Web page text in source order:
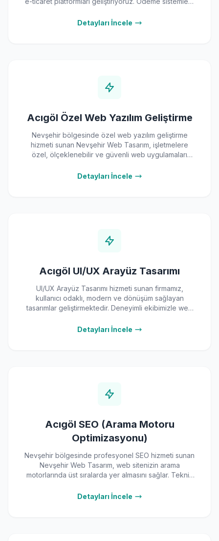
optimizasyonu dahil eksiksiz hizmet.
Detayları İncele
Acıgöl Özel Web Yazılım Geliştirme
Nevşehir bölgesinde özel web yazılım geliştirme
hizmeti sunan Nevşehir Web Tasarım, işletmelere
özel, ölçeklenebilir ve güvenli web uygulamaları
kurumsal yazılımlar ve API entegrasyonları gibi geniş
Detayları İncele
Acıgöl UI/UX Arayüz Tasarımı
UI/UX Arayüz Tasarımı hizmeti sunan firmamız,
kullanıcı odaklı, modern ve dönüşüm sağlayan
tasarımlar geliştirmektedir. Deneyimli ekibimizle web
tasarlıyoruz.
Detayları İncele
Acıgöl SEO (Arama Motoru
Optimizasyonu)
Nevşehir bölgesinde profesyonel SEO hizmeti sunan
Nevşehir Web Tasarım, web sitenizin arama
motorlarında üst sıralarda yer almasını sağlar. Teknik
çalışmalarıyla organik trafiğinizi artırın, rakiplerinizin
Detayları İncele